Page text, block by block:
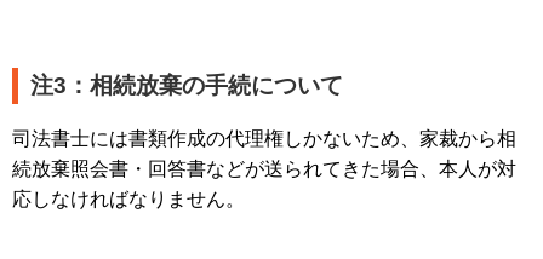
注3：相続放棄の手続について
司法書士には書類作成の代理権しかないため、家裁から相
続放棄照会書・回答書などが送られてきた場合、本人が対
応しなければなりません。